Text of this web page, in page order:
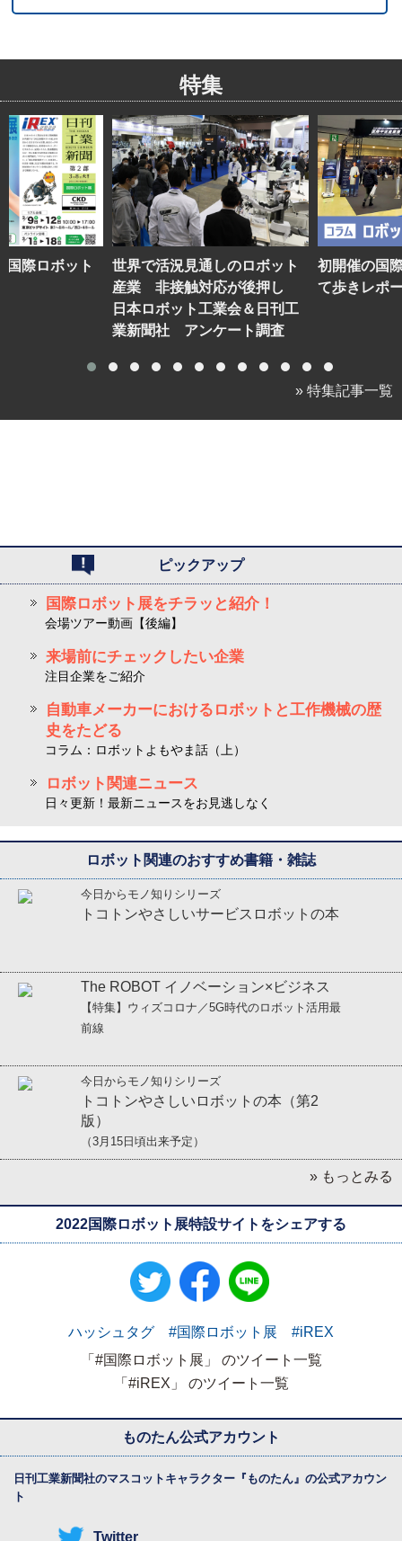
特集
国際ロボット
世界で活況見通しのロボット
産業 非接触対応が後押し
日本ロボット工業会＆日刊工
業新聞社 アンケート調査
初開催の国
て歩きレポ
» 特集記事一覧
ピックアップ
国際ロボット展をチラッと紹介！
会場ツアー動画【後編】
来場前にチェックしたい企業
注目企業をご紹介
自動車メーカーにおけるロボットと工作機械の歴
史をたどる
コラム：ロボットよもやま話（上）
ロボット関連ニュース
日々更新！最新ニュースをお見逃しなく
ロボット関連のおすすめ書籍・雑誌
今日からモノ知りシリーズ
トコトンやさしいサービスロボットの本
The ROBOT イノベーション×ビジネス
【特集】ウィズコロナ／5G時代のロボット活用最
前線
今日からモノ知りシリーズ
トコトンやさしいロボットの本（第2
版）
（3月15日頃出来予定）
» もっとみる
2022国際ロボット展特設サイトをシェアする
ハッシュタグ #国際ロボット展 #iREX
「#国際ロボット展」 のツイート一覧
「#iREX」 のツイート一覧
ものたん公式アカウント
日刊工業新聞社のマスコットキャラクター『 ものたん』の公式アカウン
ト
Twitter